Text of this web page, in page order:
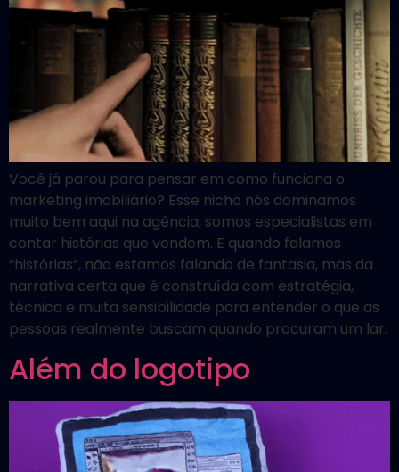
Você já parou para pensar em como funciona o
marketing imobiliário? Esse nicho nós dominamos
muito bem aqui na agência, somos especialistas em
contar histórias que vendem. E quando falamos
“histórias”, não estamos falando de fantasia, mas da
narrativa certa que é construída com estratégia,
técnica e muita sensibilidade para entender o que as
pessoas realmente buscam quando procuram um lar.
Além do logotipo